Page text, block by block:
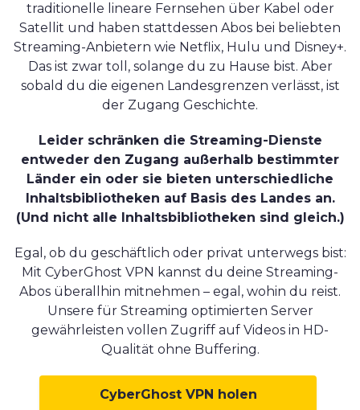
traditionelle lineare Fernsehen über Kabel oder
Satellit und haben stattdessen Abos bei beliebten
Streaming-Anbietern wie Netflix, Hulu und Disney+.
Das ist zwar toll, solange du zu Hause bist. Aber
sobald du die eigenen Landesgrenzen verlässt, ist
der Zugang Geschichte.
Leider schränken die Streaming-Dienste
entweder den Zugang außerhalb bestimmter
Länder ein oder sie bieten unterschiedliche
Inhaltsbibliotheken auf Basis des Landes an.
(Und nicht alle Inhaltsbibliotheken sind gleich.)
Egal, ob du geschäftlich oder privat unterwegs bist:
Mit CyberGhost VPN kannst du deine Streaming-
Abos überallhin mitnehmen – egal, wohin du reist.
Unsere für Streaming optimierten Server
gewährleisten vollen Zugriff auf Videos in HD-
Qualität ohne Buffering.
CyberGhost VPN holen